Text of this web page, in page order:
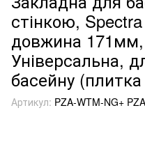
стінкою,
довжина
Універсальна,
басейну
Артикул: PZA-WTM-NG+